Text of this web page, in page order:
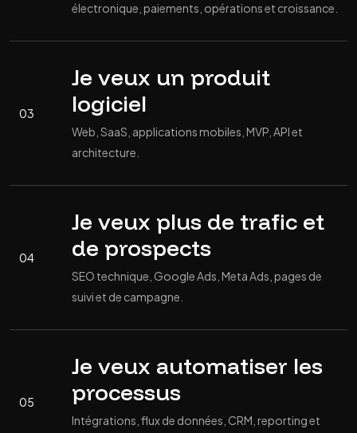
électronique, paiements, opérations et croissance.
03
Je veux un produit
logiciel
Web, SaaS, applications mobiles, MVP, API et
architecture.
04
Je veux plus de trafic et
de prospects
SEO technique, Google Ads, Meta Ads, pages de
suivi et de campagne.
05
Je veux automatiser les
processus
Intégrations, flux de données, CRM, reporting et